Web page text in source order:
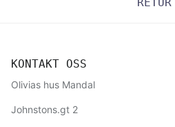
KONTAKT OSS
Olivias hus Mandal
Johnstons.gt 2